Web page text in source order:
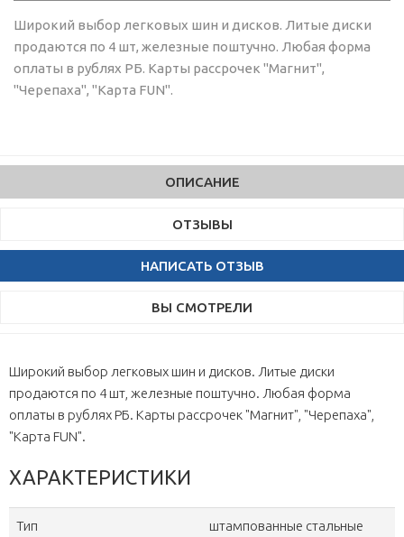
Широкий выбор легковых шин и дисков. Литые диски
продаются по 4 шт, железные поштучно. Любая форма
оплаты в рублях РБ. Карты рассрочек "Магнит",
"Черепаха", "Карта FUN".
ОПИСАНИЕ
ОТЗЫВЫ
НАПИСАТЬ ОТЗЫВ
ВЫ СМОТРЕЛИ
Широкий выбор легковых шин и дисков. Литые диски
продаются по 4 шт, железные поштучно. Любая форма
оплаты в рублях РБ. Карты рассрочек "Магнит", "Черепаха",
"Карта FUN".
ХАРАКТЕРИСТИКИ
Тип штампованные стальные